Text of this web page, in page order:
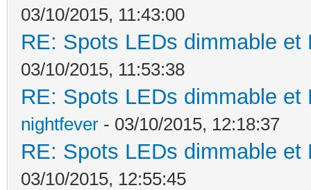
03/10/2015, 11:43:00
RE: Spots LEDs dimmable
03/10/2015, 11:53:38
RE: Spots LEDs dimmable
nightfever - 03/10/2015, 12:18:37
RE: Spots LEDs dimmable
03/10/2015, 12:55:45